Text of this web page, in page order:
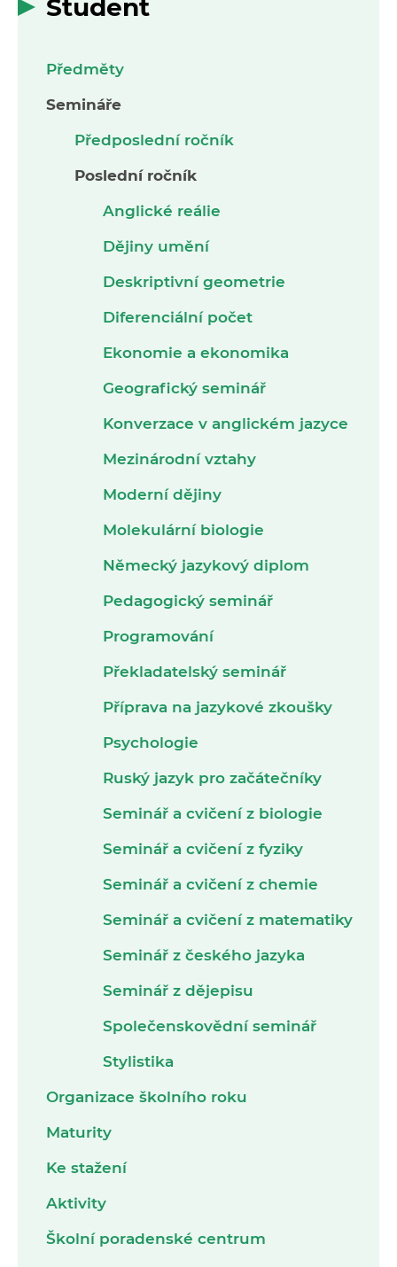
Student
Předměty
Semináře
Předposlední ročník
Poslední ročník
Anglické reálie
Dějiny umění
Deskriptivní geometrie
Diferenciální počet
Ekonomie a ekonomika
Geografický seminář
Konverzace v anglickém jazyce
Mezinárodní vztahy
Moderní dějiny
Molekulární biologie
Německý jazykový diplom
Pedagogický seminář
Programování
Překladatelský seminář
Příprava na jazykové zkoušky
Psychologie
Ruský jazyk pro začátečníky
Seminář a cvičení z biologie
Seminář a cvičení z fyziky
Seminář a cvičení z chemie
Seminář a cvičení z matematiky
Seminář z českého jazyka
Seminář z dějepisu
Společenskovědní seminář
Stylistika
Organizace školního roku
Maturity
Ke stažení
Aktivity
Školní poradenské centrum